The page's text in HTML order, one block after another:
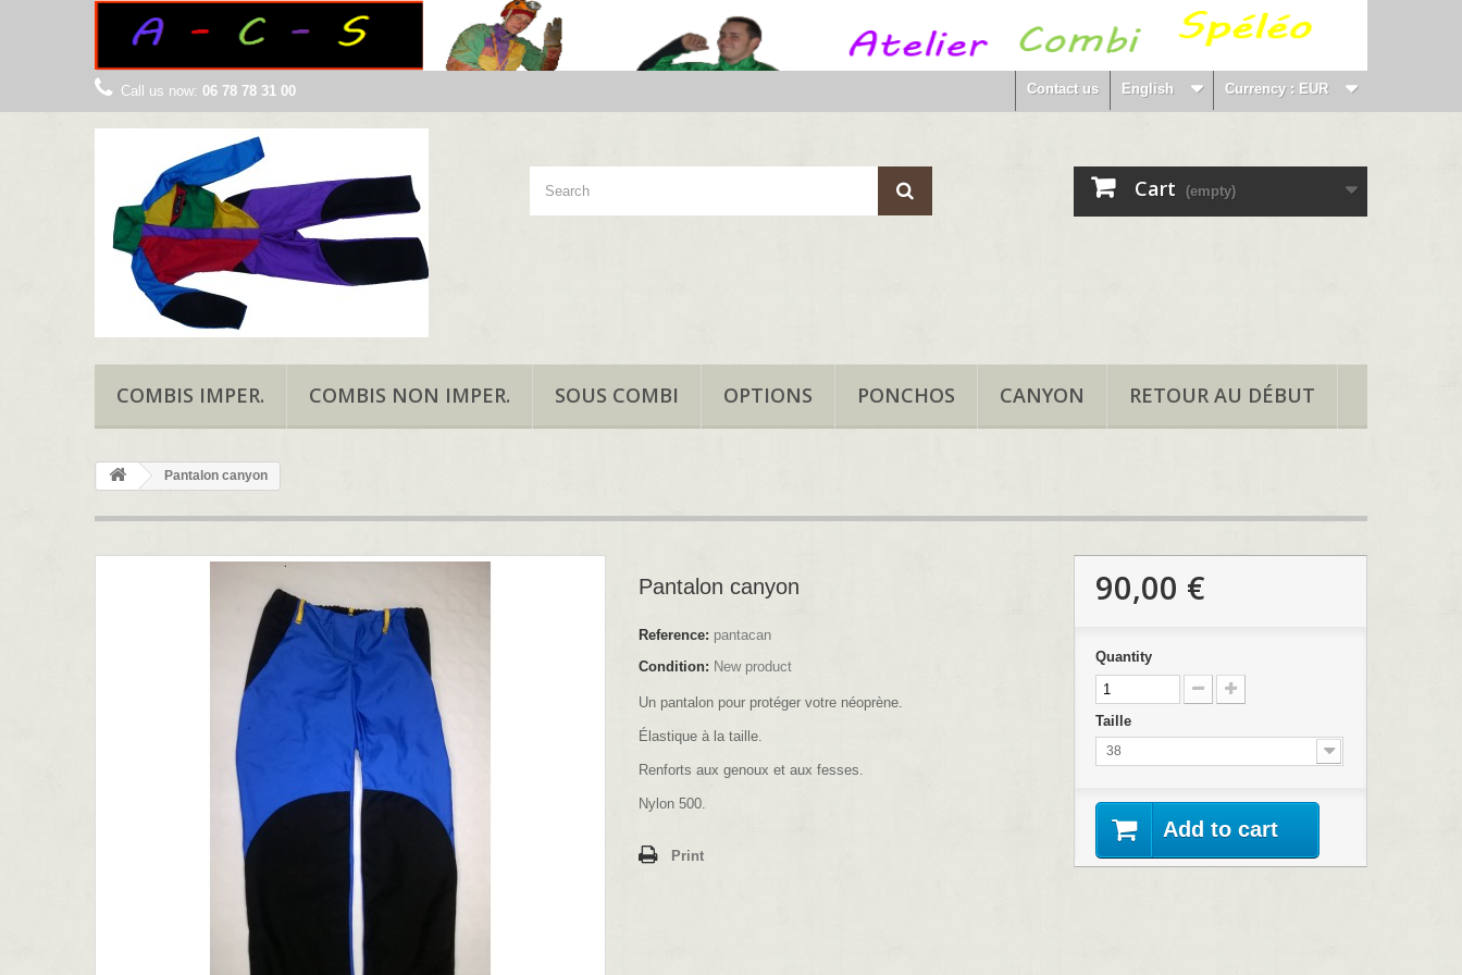
Currency : EUR
English
Contact us
Call us now: 06 78 78 31 00
Cart (empty)
COMBIS IMPER. COMBIS NON IMPER. SOUS COMBI OPTIONS PONCHOS CANYON RETOUR AU DÉBUT
Pantalon canyon
Pantalon canyon
Reference: pantacan
Condition: New product
Un pantalon pour protéger votre néoprène.
Élastique à la taille.
Renforts aux genoux et aux fesses.
Nylon 500.
Print
90,00 €
Quantity
Taille
38
Add to cart